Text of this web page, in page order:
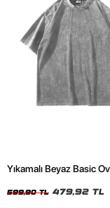
Yıkamalı Beyaz Basic
599,90 TL 479,92 TL